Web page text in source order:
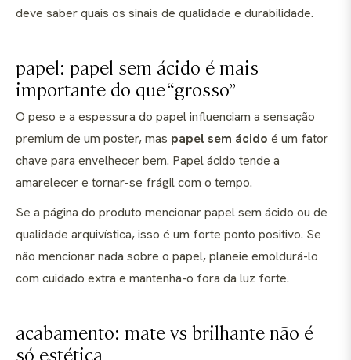
deve saber quais os sinais de qualidade e durabilidade.
papel: papel sem ácido é mais
importante do que “grosso”
O peso e a espessura do papel influenciam a sensação
premium de um poster, mas papel sem ácido é um fator
chave para envelhecer bem. Papel ácido tende a
amarelecer e tornar-se frágil com o tempo.
Se a página do produto mencionar papel sem ácido ou de
qualidade arquivística, isso é um forte ponto positivo. Se
não mencionar nada sobre o papel, planeie emoldurá-lo
com cuidado extra e mantenha-o fora da luz forte.
acabamento: mate vs brilhante não é
só estética